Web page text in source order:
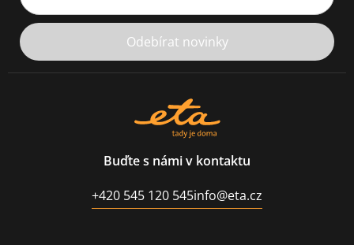
Odebírat novinky
Buďte s námi v kontaktu
+420 545 120 545info@eta.cz